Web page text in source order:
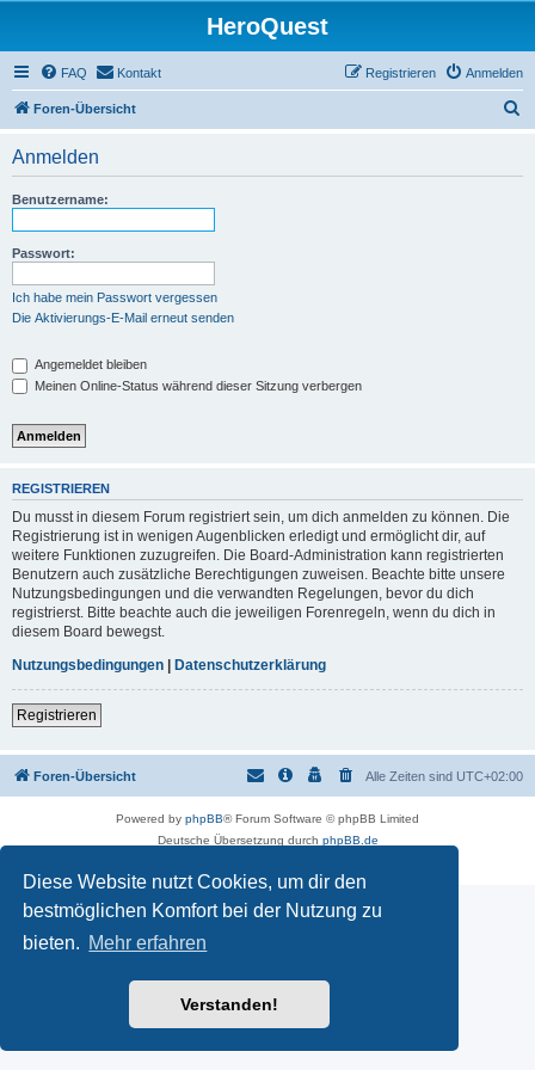
Diese Website nutzt Cookies, um dir den
bestmöglichen Komfort bei der Nutzung zu
bieten. Mehr erfahren
Verstanden!
HeroQuest
FAQ Kontakt Anmelden
Registrieren
Foren-Übersicht
Anmelden
Benutzername:
Passwort:
Ich habe mein Passwort vergessen
Die Aktivierungs-E-Mail erneut senden
Angemeldet bleiben
Meinen Online-Status während dieser Sitzung verbergen
REGISTRIEREN
Du musst in diesem Forum registriert sein, um dich anmelden zu können. Die
Registrierung ist in wenigen Augenblicken erledigt und ermöglicht dir, auf
weitere Funktionen zuzugreifen. Die Board-Administration kann registrierten
Benutzern auch zusätzliche Berechtigungen zuweisen. Beachte bitte unsere
Nutzungsbedingungen und die verwandten Regelungen, bevor du dich
registrierst. Bitte beachte auch die jeweiligen Forenregeln, wenn du dich in
diesem Board bewegst.
Nutzungsbedingungen | Datenschutzerklärung
Registrieren
Foren-Übersicht Alle Zeiten sind UTC+02:00
Powered by phpBB® Forum Software © phpBB Limited
Deutsche Übersetzung durch phpBB.de